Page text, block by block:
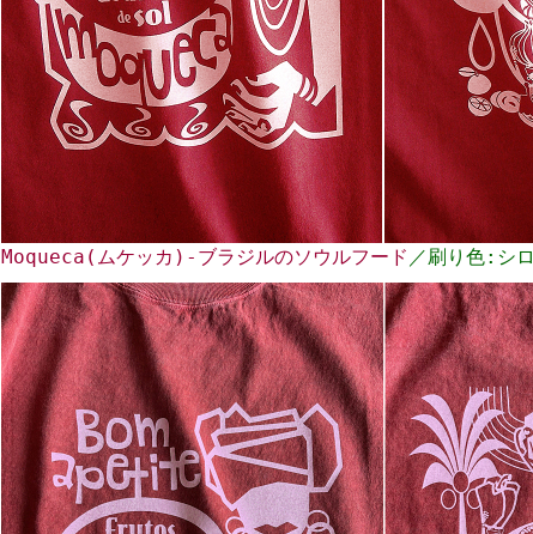
Moqueca(ムケッカ)-ブラジルのソウルフード ／刷り色:シロ